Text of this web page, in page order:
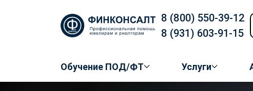
8 (800) 550-39-12
8 (931) 603-91-15
Обучение ПОД/ФТ Услуги